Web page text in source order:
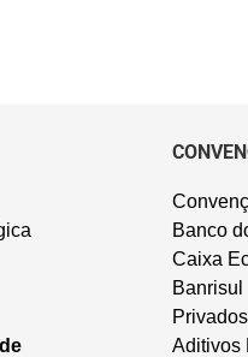
Banco
Caixa
Banrisul
Privados
Aditivos